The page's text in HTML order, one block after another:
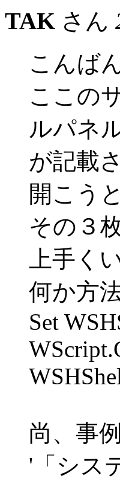
TAK さん
こんば
ここの
ルパネ
が記載
開こう
その３
上手く
何か方
Set
尚、事
'「シス